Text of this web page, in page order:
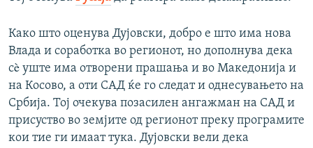
Како што оценува Дујовски, добро е што има нова
Влада и соработка во регионот, но дополнува дека
сè уште има отворени прашања и во Македонија и
на Косово, а оти САД ќе го следат и однесувањето на
Србија. Тој очекува позасилен ангажман на САД и
присуство во земјите од регионот преку програмите
кои тие ги имаат тука. Дујовски вели дека